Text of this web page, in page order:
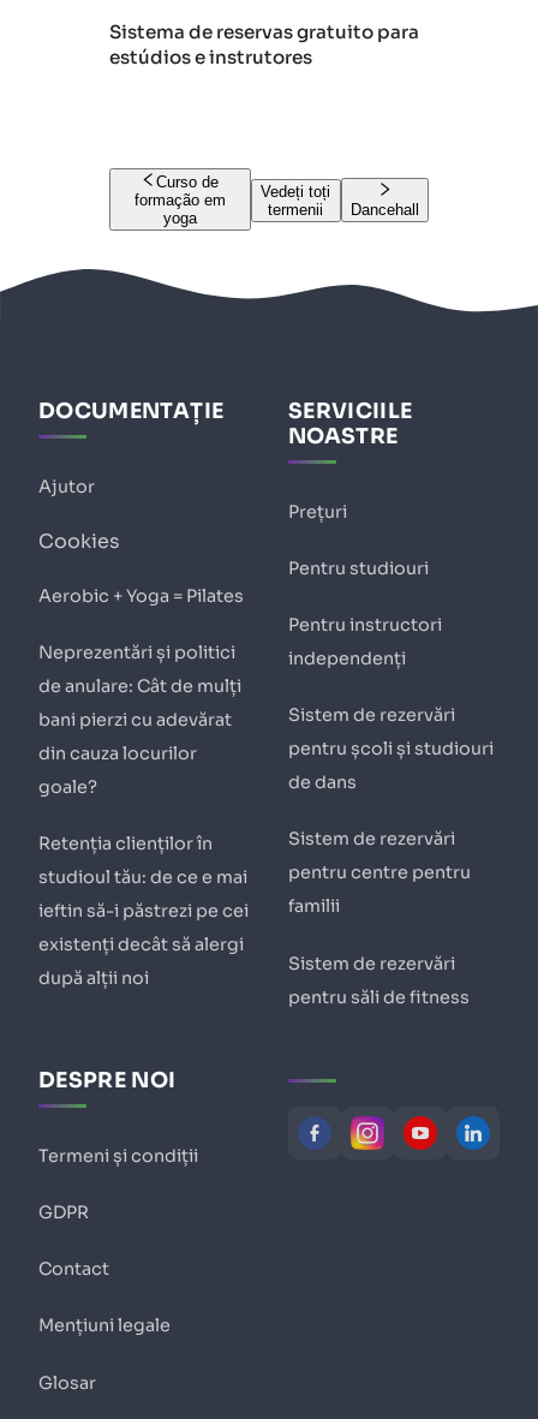
Sistema de reservas gratuito para
estúdios e instrutores
Curso de
formação em
yoga
Vedeți toți
termenii
Dancehall
DOCUMENTAȚIE
Ajutor
Cookies
Aerobic + Yoga = Pilates
Neprezentări și politici
de anulare: Cât de mulți
bani pierzi cu adevărat
din cauza locurilor
goale?
Retenția clienților în
studioul tău: de ce e mai
ieftin să-i păstrezi pe cei
existenți decât să alergi
după alții noi
SERVICIILE
NOASTRE
Prețuri
Pentru studiouri
Pentru instructori
independenți
Sistem de rezervări
pentru școli și studiouri
de dans
Sistem de rezervări
pentru centre pentru
familii
Sistem de rezervări
pentru săli de fitness
DESPRE NOI
Termeni și condiții
GDPR
Contact
Mențiuni legale
Glosar